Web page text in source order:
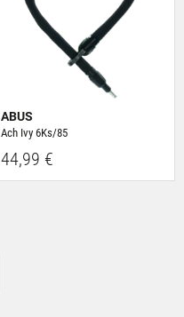
ABUS
Ach Ivy 6Ks/85
44,99 €